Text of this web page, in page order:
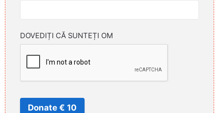
DOVEDIȚI CĂ SUNTEȚI OM
Donate € 10